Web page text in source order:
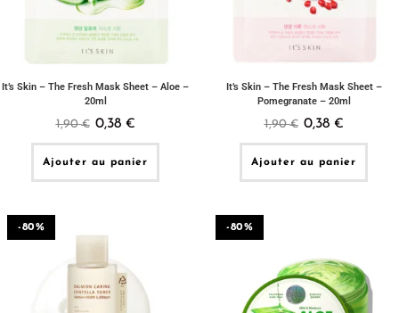
It’s Skin – The Fresh Mask Sheet – Aloe –
20ml
1,90€ 0,38 €
Ajouter au panier
It’s Skin – The Fresh Mask Sheet –
Pomegranate – 20ml
1,90€ 0,38 €
Ajouter au panier
-80% -80%